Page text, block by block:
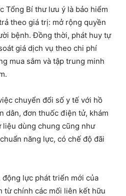
Tổng Bí thư lưu ý là bảo hiểm
theo giá trị: mở rộng quyền
bệnh. Đồng thời, phát huy tự
giá dịch vụ theo chi phí
mua sắm và tập trung minh
chuyển đổi số y tế với hồ
dân, đơn thuốc điện tử, khám
liệu dùng chung cũng như
năng lực, có chế độ đãi
động lực phát triển mới của
từ chính các mối liên kết hữu